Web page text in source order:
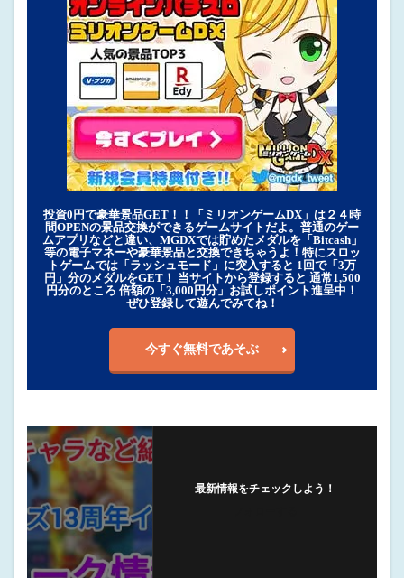
投資0円で豪華景品GET！！「ミリオンゲームDX」は２４時
間OPENの景品交換ができるゲームサイトだよ。普通のゲー
ムアプリなどと違い、MGDXでは貯めたメダルを「Bitcash」
等の電子マネーや豪華景品と交換できちゃうよ！特にスロッ
トゲームでは「ラッシュモード」に突入すると 1回で「3万
円」分のメダルをGET！ 当サイトから登録すると 通常1,500
円分のところ 倍額の「3,000円分」お試しポイント進呈中！
ぜひ登録して遊んでみてね！
今すぐ無料であそぶ
最新情報をチェックしよう！